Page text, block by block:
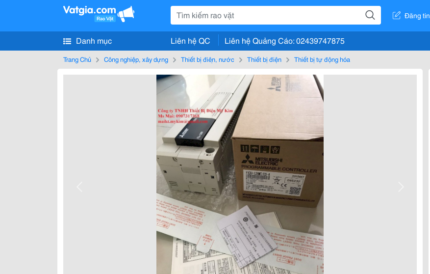
Đăng tin
Danh mục Liên hệ QC Liên hệ Quảng Cáo: 02439747875
Trang Chủ Công nghiệp, xây dựng Thiết bị điện, nước Thiết bị điện Thiết bị tự động hóa